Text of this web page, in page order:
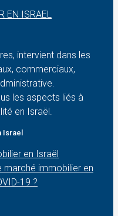
intervient dans les
commerciaux,
les aspects liés à
en Israël.
Israel
en Israël
marché immobilier en
19 ?